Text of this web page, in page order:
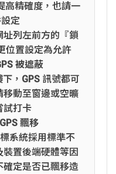
高精確度，也請一
定
列左前方的『鎖
位置設定為允許
被遮蔽
，GPS 訊號都可
移動至窗邊或空曠
試打卡
飄移
系統採用標準不
裝置後端硬體等因
確定是否已飄移造